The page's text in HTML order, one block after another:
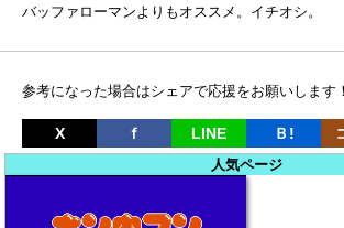
バッファローマンよりもオススメ。イチオシ。
参考になった場合はシェアで応援をお願いします！
X ｆ LINE Ｂ!
人気ページ